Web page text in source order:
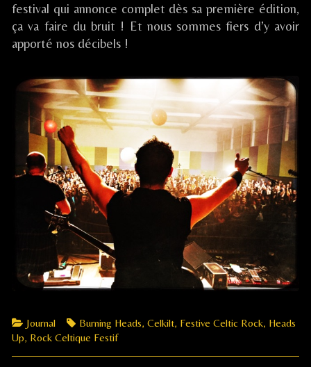
Bruffière
(85),
festival qui annonce complet dès sa première édition,
ça va faire du bruit ! Et nous sommes fiers d’y avoir
apporté nos décibels !
Categories
Journal Tags
Burning Heads, Celkilt, Festive Celtic Rock, Heads
Up, Rock Celtique Festif